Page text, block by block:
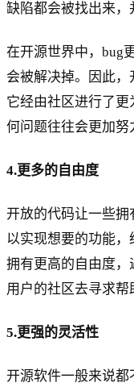
缺陷都会被找出来，
在开源世界中，bug
会被解决掉。因此
它经由社区进行了
何问题往往会更加努
4.更多的自由度
开放的代码让一些
以实现想要的功能
拥有更高的自由度，
用户的社区去寻求帮
5.更强的灵活性
开源软件一般来说